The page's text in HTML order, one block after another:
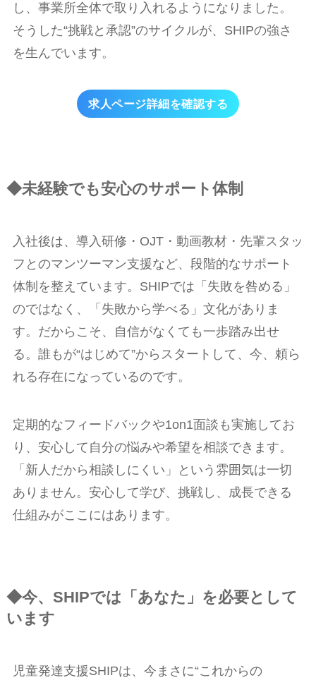
し、事業所全体で取り入れるようになりました。
そうした“挑戦と承認”のサイクルが、SHIPの強さ
を生んでいます。
求人ページ詳細を確認する
◆未経験でも安心のサポート体制
入社後は、導入研修・OJT・動画教材・先輩スタッ
フとのマンツーマン支援など、段階的なサポート
体制を整えています。SHIPでは「失敗を咎める」
のではなく、「失敗から学べる」文化がありま
す。だからこそ、自信がなくても一歩踏み出せ
る。誰もが“はじめて”からスタートして、今、頼ら
れる存在になっているのです。
定期的なフィードバックや1on1面談も実施してお
り、安心して自分の悩みや希望を相談できます。
「新人だから相談しにくい」という雰囲気は一切
ありません。安心して学び、挑戦し、成長できる
仕組みがここにはあります。
◆今、SHIPでは「あなた」を必要として
います
児童発達支援SHIPは、今まさに“これからの